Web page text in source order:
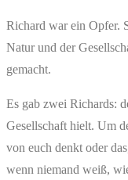
Richard war ein Opfer.
Natur und der
gemacht.
Es gab zwei Richards:
Gesellschaft hielt. Um
von euch denkt oder
wenn niemand weiß,